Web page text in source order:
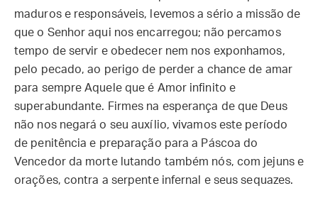
maduros e responsáveis, levemos a sério a missão de
que o Senhor aqui nos encarregou; não percamos
tempo de servir e obedecer nem nos exponhamos,
pelo pecado, ao perigo de perder a chance de amar
para sempre Aquele que é Amor infinito e
superabundante. Firmes na esperança de que Deus
não nos negará o seu auxílio, vivamos este período
de penitência e preparação para a Páscoa do
Vencedor da morte lutando também nós, com jejuns e
orações, contra a serpente infernal e seus sequazes.